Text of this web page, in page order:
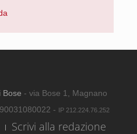
Bose - via Bose 1, Magnano
- IP 212.224.76.252
Scrivi alla redazione